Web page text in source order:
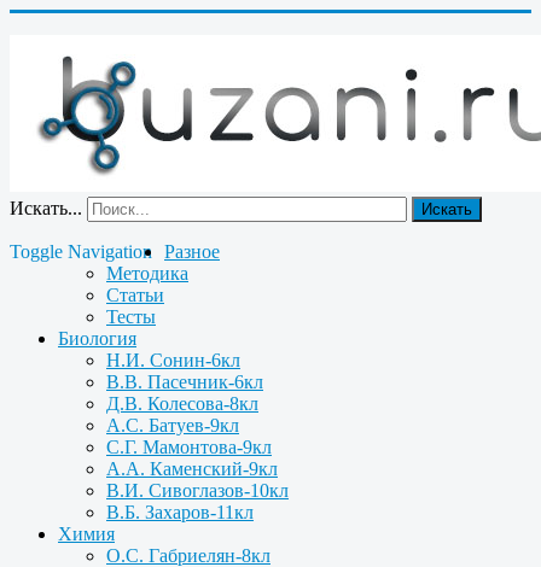
Искать... Искать
Toggle Navigation
Разное
Методика
Статьи
Тесты
Биология
Н.И. Сонин-6кл
В.В. Пасечник-6кл
Д.В. Колесова-8кл
А.С. Батуев-9кл
С.Г. Мамонтова-9кл
А.А. Каменский-9кл
В.И. Сивоглазов-10кл
В.Б. Захаров-11кл
Химия
О.С. Габриелян-8кл